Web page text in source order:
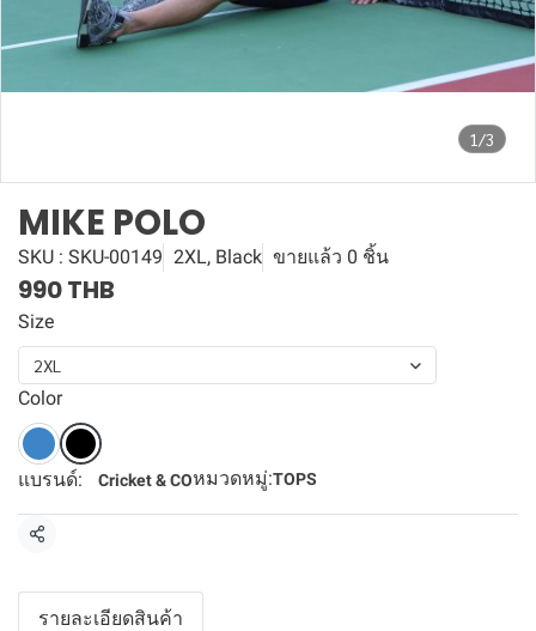
1/3
MIKE POLO
SKU : SKU-00149 2XL, Black ขายแล้ว 0 ชิ้น
990 THB
Size
2XL
Color
แบรนด์: Cricket & COหมวดหมู่:TOPS
แชร์
รายละเอียดสินค้า